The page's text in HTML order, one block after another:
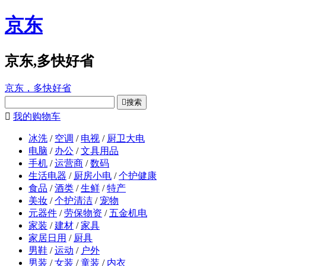
京东
京东,多快好省
京东，多快好省
搜索
 我的购物车
冰洗 / 空调 / 电视 / 厨卫大电
电脑 / 办公 / 文具用品
手机 / 运营商 / 数码
生活电器 / 厨房小电 / 个护健康
食品 / 酒类 / 生鲜 / 特产
美妆 / 个护清洁 / 宠物
元器件 / 劳保物资 / 五金机电
家装 / 建材 / 家具
家居日用 / 厨具
男鞋 / 运动 / 户外
男装 / 女装 / 童装 / 内衣